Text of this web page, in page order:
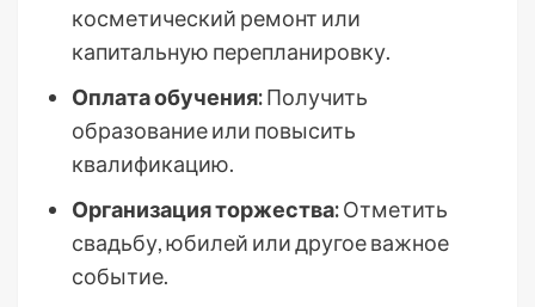
косметический ремонт или
капитальную перепланировку.
Оплата обучения:Получить
образование или повысить
квалификацию.
Организация торжества:Отметить
свадьбу, юбилей или другое важное
событие.